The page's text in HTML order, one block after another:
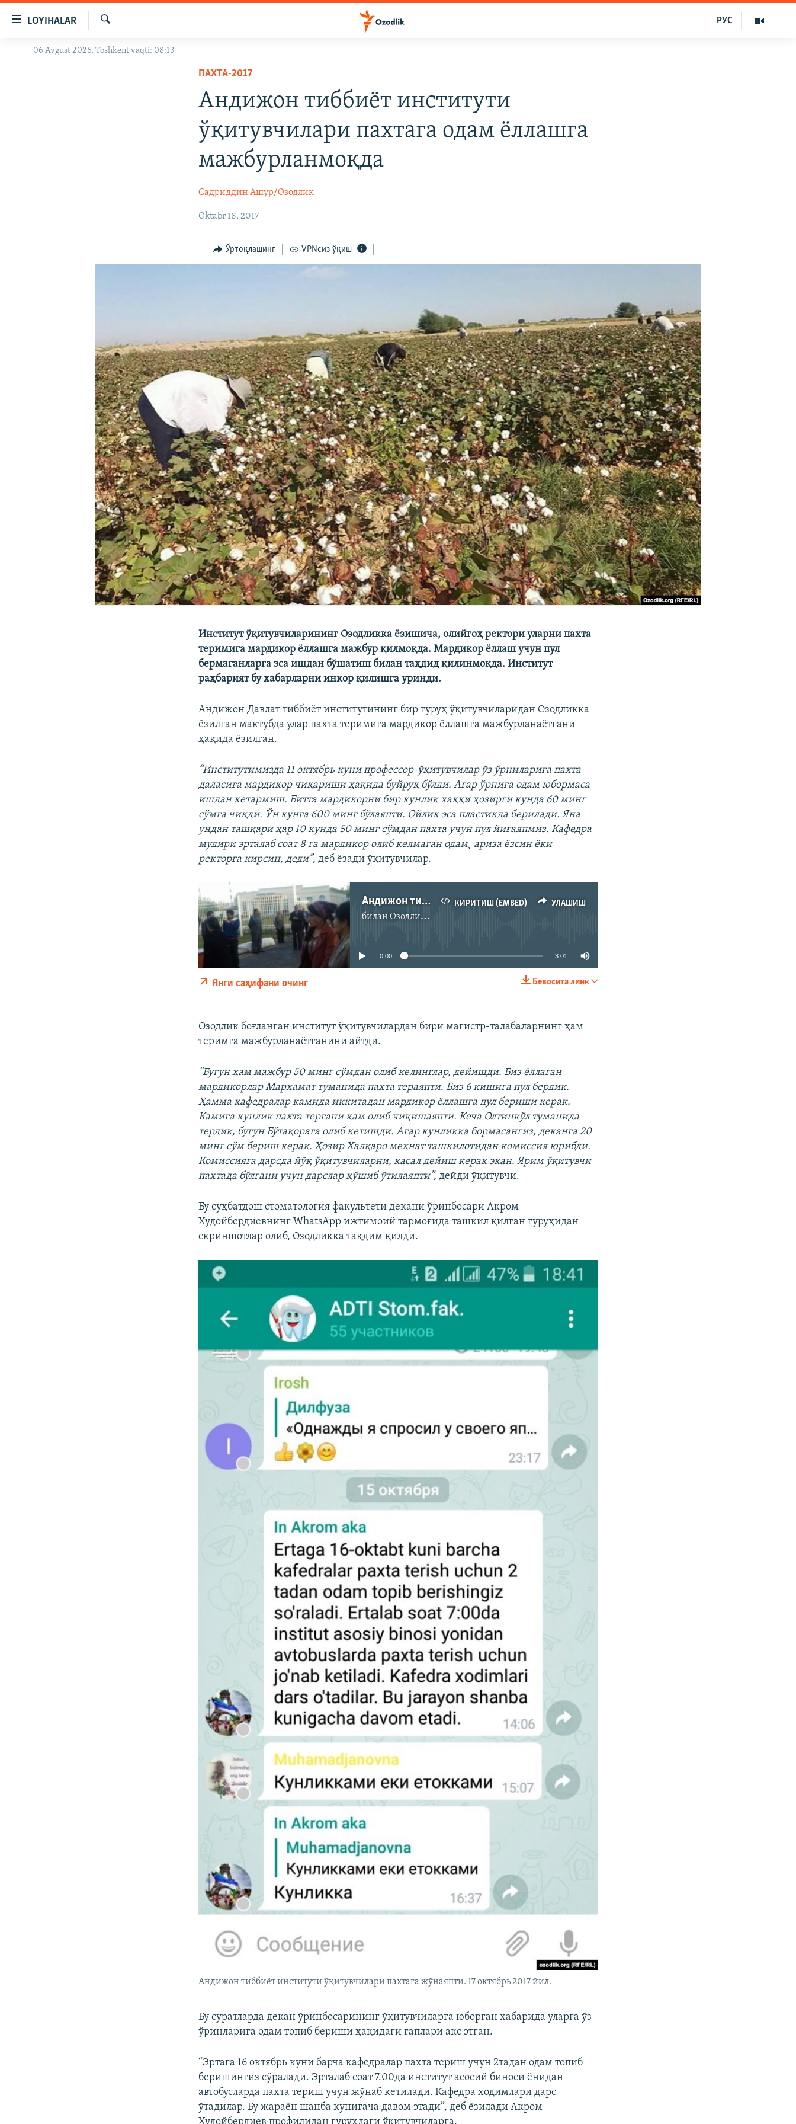
Бош
LOYIHALAR
OZODLIK SURISHTIRUVLARI
Излаш
РУС
06 Avgust 2026, Toshkent vaqti: 08:13
ПАХТА-2017
Андижон тиббиёт институти
ўқитувчилари пахтага одам ëллашга
мажбурланмоқда
Садриддин Ашур/Озодлик
Oktabr 18, 2017
Ўртоқлашинг VPNсиз ўқиш
Институт ўқитувчиларининг Озодликка ёзишича, олийгоҳ ректори уларни пахта
теримига мардикор ёллашга мажбур қилмоқда. Мардикор ёллаш учун пул
бермаганларга эса ишдан бўшатиш билан таҳдид қилинмоқда. Институт
раҳбарият бу хабарларни инкор қилишга уринди.
Андижон Давлат тиббиёт институтининг бир гуруҳ ўқитувчиларидан Озодликка
ёзилган мактубда улар пахта теримига мардикор ёллашга мажбурланаётгани
ҳақида ёзилган.
“Институтимизда 11 октябрь куни профессор-ўқитувчилар ўз ўрниларига пахта
даласига мардикор чиқариши ҳақида буйруқ бўлди. Агар ўрнига одам юбормаса
ишдан кетармиш. Битта мардикорни бир кунлик хаққи ҳозирги кунда 60 минг
сўмга чиқди. Ўн кунга 600 минг бўлаяпти. Ойлик эса пластикда берилади. Яна
ундан ташқари ҳар 10 кунда 50 минг сўмдан пахта учун пул йиғаяпмиз. Кафедра
мудири эрталаб соат 8 га мардикор олиб келмаган одам¸ ариза ёзсин ёки
ректорга кирсин, деди”, деб ёзади ўқитувчилар.
КИРИТИШ (EMBED) УЛАШИШ
Андижон тиббиёт институти ўқитувчилари пахтага одам ëллашга мажбурланмоқда
биланОзодлик радиоси
Айни дамда медиа-манба мавжуд эмас
0:00 3:01
Бевосита линк
Янги саҳифани очинг
Озодлик боғланган институт ўқитувчилардан бири магистр-талабаларнинг ҳам
теримга мажбурланаётганини айтди.
“Бугун ҳам мажбур 50 минг сўмдан олиб келинглар, дейишди. Биз ёллаган
мардикорлар Марҳамат туманида пахта тераяпти. Биз 6 кишига пул бердик.
Ҳамма кафедралар камида иккитадан мардикор ёллашга пул бериши керак.
Камига кунлик пахта тергани ҳам олиб чиқишаяпти. Кеча Олтинкўл туманида
тердик, бугун Бўтақорага олиб кетишди. Агар кунликка бормасангиз, деканга 20
минг сўм бериш керак. Ҳозир Халқаро меҳнат ташкилотидан комиссия юрибди.
Комиссияга дарсда йўқ ўқитувчиларни, касал дейиш керак экан. Ярим ўқитувчи
пахтада бўлгани учун дарслар қўшиб ўтилаяпти”,дейди ўқитувчи.
Бу суҳбатдош стоматология факультети декани ўринбосари Акром
Худойбердиевнинг WhatsApp ижтимоий тармоғида ташкил қилган гуруҳидан
скриншотлар олиб, Озодликка тақдим қилди.
Андижон тиббиёт институти ўқитувчилари пахтага жўнаяпти. 17 октябрь 2017 йил.
Бу суратларда декан ўринбосарининг ўқитувчиларга юборган хабарида уларга ўз
ўринларига одам топиб бериши ҳақидаги гаплари акс этган.
“Эртага 16 октябрь куни барча кафедралар пахта териш учун 2тадан одам топиб
беришингиз сўралади. Эрталаб соат 7.00да институт асосий биноси ёнидан
автобусларда пахта териш учун жўнаб кетилади. Кафедра ходимлари дарс
ўтадилар. Бу жараён шанба кунигача давом этади”, деб ёзилади Акром